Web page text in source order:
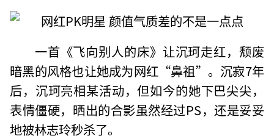
一首《飞向别人的床》让沉珂走红，颓废
暗黑的风格也让她成为网红“鼻祖”。沉寂7年
后，沉珂亮相某活动，但如今的她下巴尖尖，
表情僵硬，晒出的合影虽然经过PS，还是妥妥
地被林志玲秒杀了。